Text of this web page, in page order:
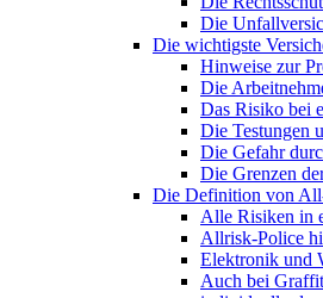
Die
Die wichtigste
Hinweise zur
Die
Das Risiko bei
Die Testungen
Die Gefahr
Die Grenzen
Die Definition von
Alle Risiken in
Allrisk-Police
Elektronik und
Auch bei